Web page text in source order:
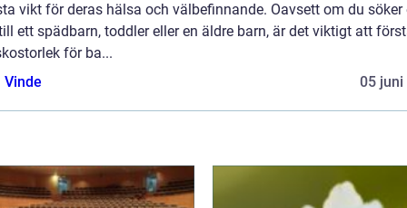
vikt för deras hälsa och välbefinnande. Oavsett om du söker
ett spädbarn, toddler eller en äldre barn, är det viktigt att
för ba...
Vinde
05 juni